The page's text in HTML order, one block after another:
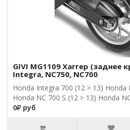
GIVI MG1109 Хаггер (заднее
Integra, NC750, NC700
Honda Integra 700 (12 > 13) Honda
Honda NC 700 S (12 > 13) Honda
0₽ руб